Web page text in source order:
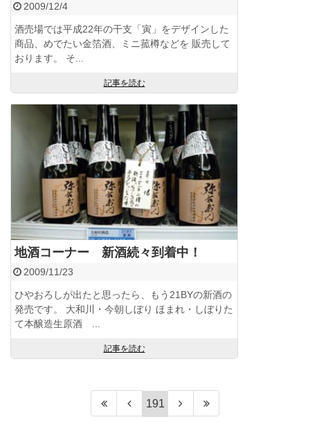
2009/12/4
酒売場では平成22年の干支「寅」をデザインした
商品、めでたい金箔酒、ミニ菰樽などを 販売して
おります。 そ...
記事を読む
地酒コーナー 新酒続々到着中！
2009/11/23
ひやおろしが出たと思ったら、もう21BYの新酒の
発売です。 大和川・今朝しぼり ほまれ・しぼりた
て本醸造生原酒 ...
記事を読む
191